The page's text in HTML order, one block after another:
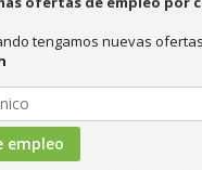
tengamos nuevas